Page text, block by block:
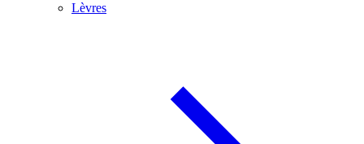
Lèvres